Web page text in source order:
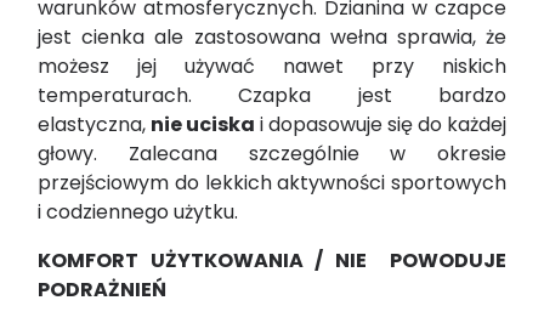
warunków atmosferycznych. Dzianina w czapce
jest cienka ale zastosowana wełna sprawia, że
możesz jej używać nawet przy niskich
temperaturach. Czapka jest bardzo
elastyczna, nie uciska i dopasowuje się do każdej
głowy. Zalecana szczególnie w okresie
przejściowym do lekkich aktywności sportowych
i codziennego użytku.
KOMFORT UŻYTKOWANIA / NIE POWODUJE
PODRAŻNIEŃ